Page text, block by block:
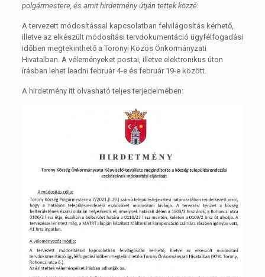
polgármestere, és amit hirdetmény útján tettek közzé.
A tervezett módosítással kapcsolatban felvilágosítás kérhető,
illetve az elkészült módosítási tervdokumentáció ügyfélfogadási
időben megtekinthető a Toronyi Közös Önkormányzati
Hivatalban. A véleményeket postai, illetve elektronikus úton
írásban lehet leadni február 4-e és február 19-e között.
A hirdetmény itt olvasható teljes terjedelmében: